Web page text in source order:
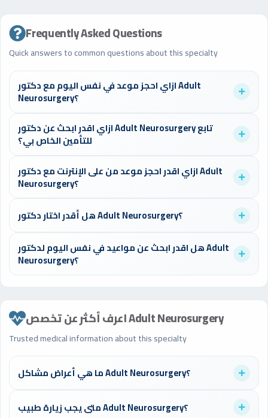
Frequently Asked Questions
Quick answers to common questions about this specialty
ازاي احجز موعد في نفس اليوم مع دكتور Adult
Neurosurgery؟
تستطيع أن تدخل على موقع الدكتورز وتبحث عن دكاترة Adult
Neurosurgery، اختار "اليوم" من المواعيد المتاحة في محدد البحث
ازاي اقدر ابحث عن دكتور Adult Neurosurgery تابع
للتأمين الخاص بي؟
يمكنك استخدام فلتر التأمين في صفحة البحث لإيجاد الأطباء
المتعاقدين مع شركة التأمين الخاصة بك، مما يوفر عليك تكاليف
الكشف.
ازاي اقدر احجز موعد من على الإنترنت مع دكتور Adult
Neurosurgery؟
المتاح، وأكد الحجز. ستصلك رسالة تأكيد فوراً.
هل أقدر اختار دكتور Adult Neurosurgery؟
المؤهلات، والموقع الجغرافي المناسب لك.
هل اقدر ابحث عن مواعيد في نفس اليوم لدكتور Adult
Neurosurgery؟
اعرف أكثر عن تخصص Adult Neurosurgery
Trusted medical information about this specialty
ما هي أعراض مشاكل Adult Neurosurgery؟
استشارة طبيب متخصص للحصول على تشخيص دقيق وعلاج مناسب.
متى يجب زيارة طبيب Adult Neurosurgery؟